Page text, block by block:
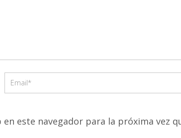
este navegador para la próxima vez